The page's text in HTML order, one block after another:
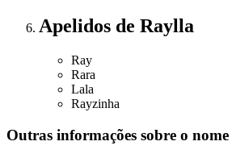
Apelidos de Raylla
Ray
Rara
Lala
Rayzinha
Outras informações sobre o nome